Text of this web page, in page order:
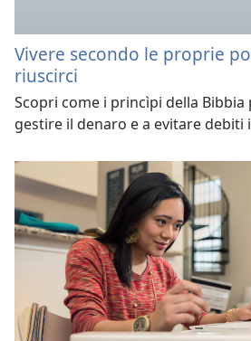
Vivere secondo le proprie
riuscirci
Scopri come i princìpi della
gestire il denaro e a evitare debiti